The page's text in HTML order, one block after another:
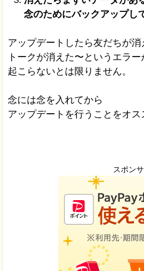
念のためにバックアップし
アップデートしたら友だちが消
トークが消えた〜というエラー
起こらないとは限りません。
念には念を入れてから
アップデートを行うことをオス
スポン